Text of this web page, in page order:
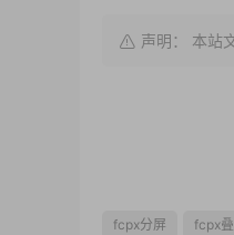
声明： 本站
fcpx分屏 fcpx